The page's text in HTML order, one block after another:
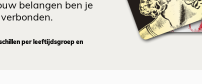
belangen ben je
per leeftijdsgroep en